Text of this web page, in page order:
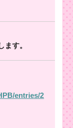
ます。
entries/2